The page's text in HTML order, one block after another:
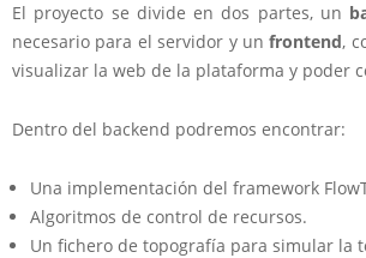
El proyecto se divide en dos partes, un
necesario para el servidor y unfrontend,
visualizar la web de la plataforma y poder
Dentro del backend podremos encontrar:
Una implementación del framework
Algoritmos de control de recursos.
Un fichero de topografía para simular la